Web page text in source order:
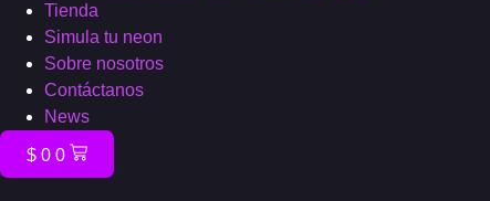
Tienda
Simula tu neon
Sobre nosotros
Contáctanos
News
$ 0 0